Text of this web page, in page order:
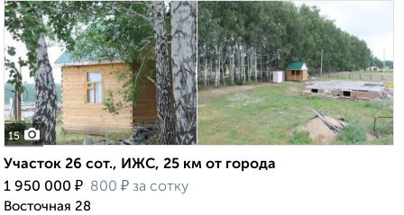
15
Участок 26 сот., ИЖС, 25 км от города
1 950 000 ₽ 800 ₽ за сотку
Восточная 28